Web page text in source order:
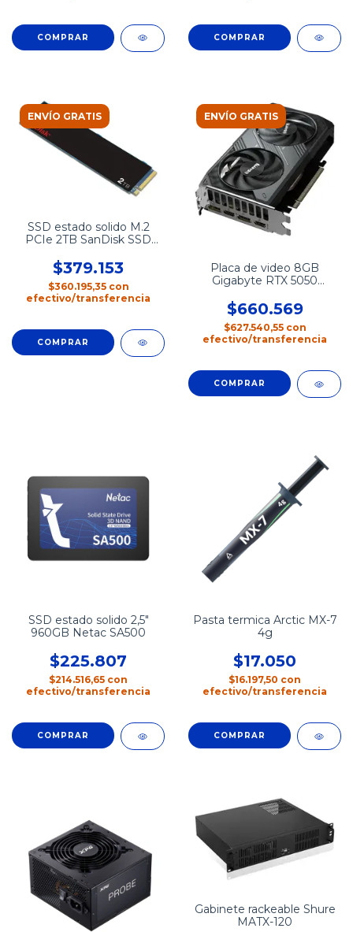
ENVÍO GRATIS
SSD estado solido M.2
PCIe 2TB SanDisk SSD
$379.153
$360.195,35 con
efectivo/transferencia
ENVÍO GRATIS
Placa de video 8GB
Gigabyte RTX 5050
$660.569
$627.540,55 con
efectivo/transferencia
SSD estado solido 2,5"
960GB Netac SA500
$225.807
$214.516,65 con
efectivo/transferencia
Pasta termica Arctic MX-7
4g
$17.050
$16.197,50 con
efectivo/transferencia
Gabinete rackeable Shure
MATX-120